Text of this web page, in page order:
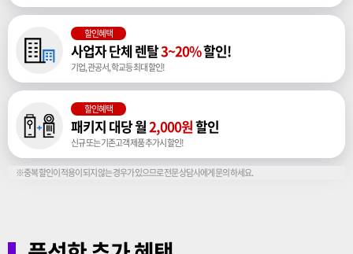
할인혜택
사업자 단체 렌탈3~20%할인!
기업, 관공서, 학교등 최대 할인!
할인혜택
패키지 대당 월2,000원할인
신규 또는 기존고객 제품 추가시 할인!
※중복 할인이 적용이 되지 않는 경우가 있으므로 전문 상담사에게 문의 하세요.